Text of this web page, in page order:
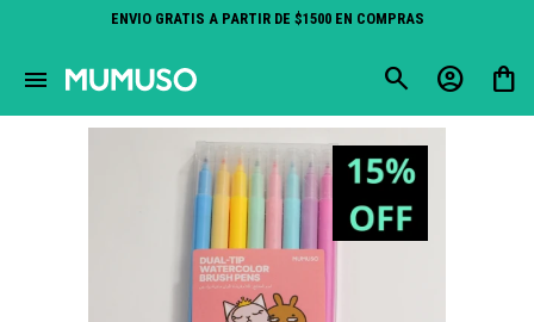
ENVIO GRATIS A PARTIR DE $1500 EN COMPRAS
menu
close